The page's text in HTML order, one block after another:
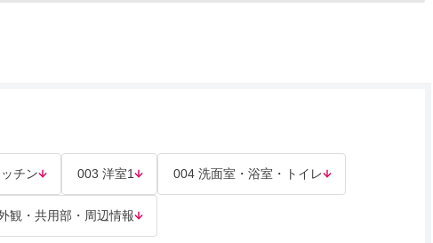
チン 003 洋室1 004 洗面室・浴室・トイレ
観・共用部・周辺情報